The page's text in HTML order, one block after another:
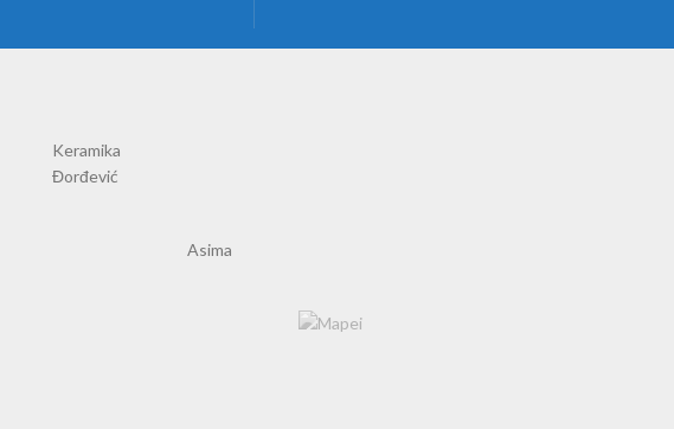
Keramika
Đorđević
Asima